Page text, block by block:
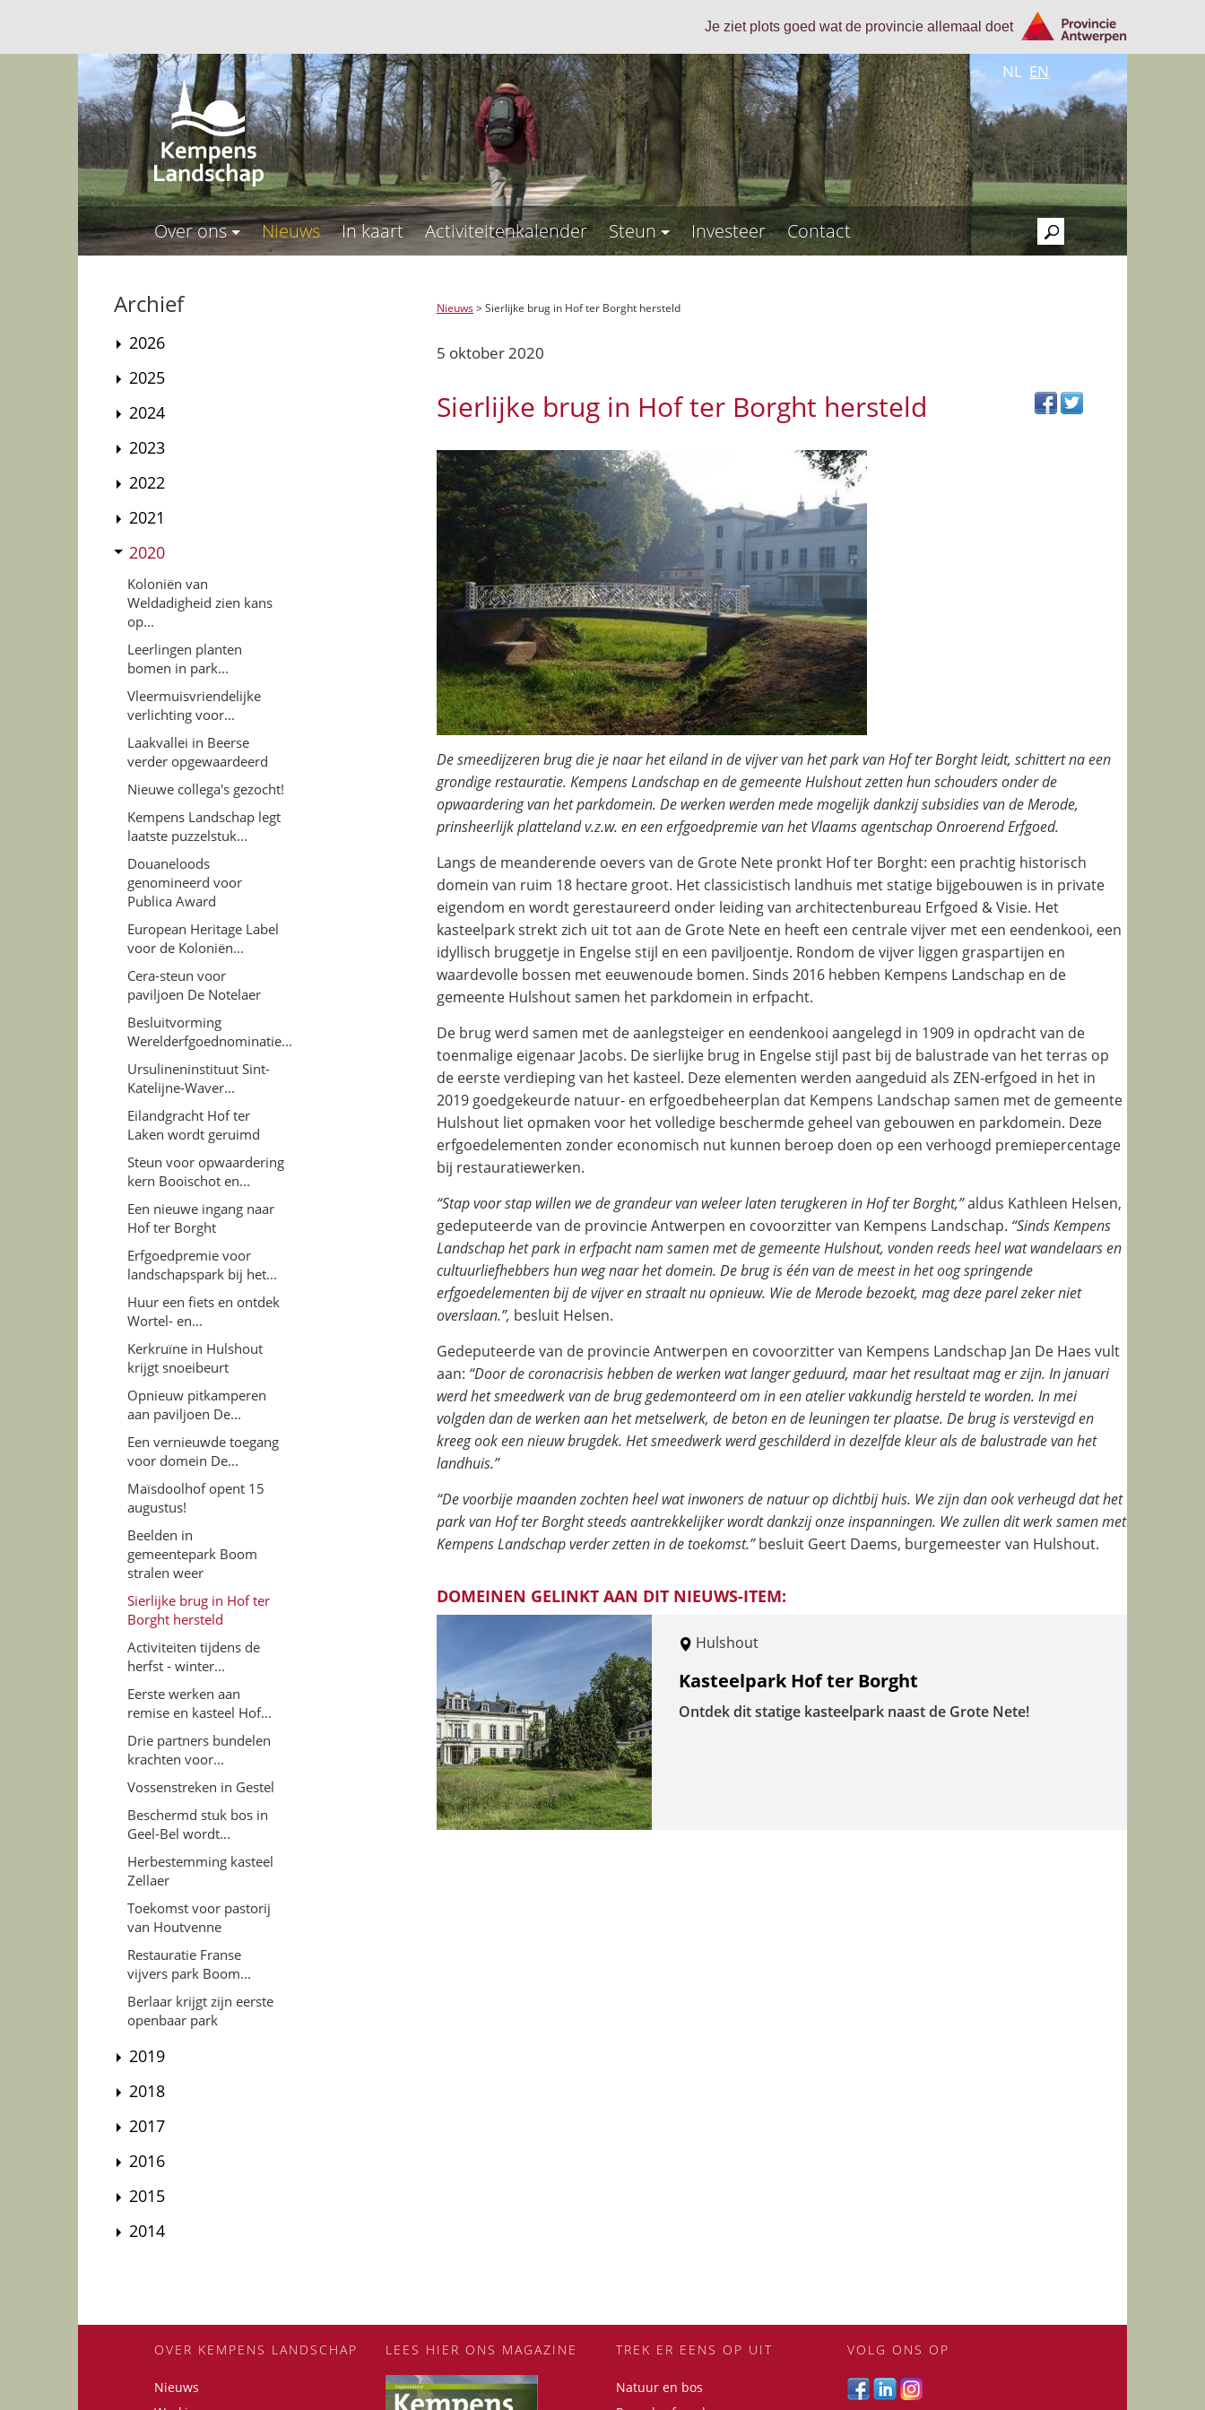
Je ziet plots goed wat de provincie allemaal doet
NL EN
Over ons Nieuws In kaart Activiteitenkalender Steun Investeer Contact
>
Nieuws>Sierlijke brug in Hof ter Borght hersteld
5 oktober 2020
Sierlijke brug in Hof ter Borght hersteld
De smeedijzeren brug die je naar het eiland in de vijver van het park van Hof ter Borght leidt, schittert na een
grondige restauratie. Kempens Landschap en de gemeente Hulshout zetten hun schouders onder de
opwaardering van het parkdomein. De werken werden mede mogelijk dankzij subsidies van de Merode,
prinsheerlijk platteland v.z.w. en een erfgoedpremie van het Vlaams agentschap Onroerend Erfgoed.
Langs de meanderende oevers van de Grote Nete pronkt Hof ter Borght: een prachtig historisch
domein van ruim 18 hectare groot. Het classicistisch landhuis met statige bijgebouwen is in private
eigendom en wordt gerestaureerd onder leiding van architectenbureau Erfgoed & Visie. Het
kasteelpark strekt zich uit tot aan de Grote Nete en heeft een centrale vijver met een eendenkooi, een
idyllisch bruggetje in Engelse stijl en een paviljoentje. Rondom de vijver liggen graspartijen en
waardevolle bossen met eeuwenoude bomen. Sinds 2016 hebben Kempens Landschap en de
gemeente Hulshout samen het parkdomein in erfpacht.
De brug werd samen met de aanlegsteiger en eendenkooi aangelegd in 1909 in opdracht van de
toenmalige eigenaar Jacobs. De sierlijke brug in Engelse stijl past bij de balustrade van het terras op
de eerste verdieping van het kasteel. Deze elementen werden aangeduid als ZEN-erfgoed in het in
2019 goedgekeurde natuur- en erfgoedbeheerplan dat Kempens Landschap samen met de gemeente
Hulshout liet opmaken voor het volledige beschermde geheel van gebouwen en parkdomein. Deze
erfgoedelementen zonder economisch nut kunnen beroep doen op een verhoogd premiepercentage
bij restauratiewerken.
“Stap voor stap willen we de grandeur van weleer laten terugkeren in Hof ter Borght,”aldus Kathleen Helsen,
gedeputeerde van de provincie Antwerpen en covoorzitter van Kempens Landschap. “Sinds Kempens
Landschap het park in erfpacht nam samen met de gemeente Hulshout, vonden reeds heel wat wandelaars en
cultuurliefhebbers hun weg naar het domein. De brug is één van de meest in het oog springende
erfgoedelementen bij de vijver en straalt nu opnieuw. Wie de Merode bezoekt, mag deze parel zeker niet
overslaan.”, besluit Helsen.
Gedeputeerde van de provincie Antwerpen en covoorzitter van Kempens Landschap Jan De Haes vult
aan: “Door de coronacrisis hebben de werken wat langer geduurd, maar het resultaat mag er zijn. In januari
werd het smeedwerk van de brug gedemonteerd om in een atelier vakkundig hersteld te worden. In mei
volgden dan de werken aan het metselwerk, de beton en de leuningen ter plaatse. De brug is verstevigd en
kreeg ook een nieuw brugdek. Het smeedwerk werd geschilderd in dezelfde kleur als de balustrade van het
landhuis.”
“De voorbije maanden zochten heel wat inwoners de natuur op dichtbij huis. We zijn dan ook verheugd dat het
park van Hof ter Borght steeds aantrekkelijker wordt dankzij onze inspanningen. We zullen dit werk samen met
Kempens Landschap verder zetten in de toekomst.”besluit Geert Daems, burgemeester van Hulshout.
DOMEINEN GELINKT AAN DIT NIEUWS-ITEM:
Hulshout
Kasteelpark Hof ter Borght
Ontdek dit statige kasteelpark naast de Grote Nete!
Archief
2026
2025
2024
2023
2022
2021
2020
Koloniën van
Weldadigheid zien kans
op...
Leerlingen planten
bomen in park...
Vleermuisvriendelijke
verlichting voor...
Laakvallei in Beerse
verder opgewaardeerd
Nieuwe collega's gezocht!
Kempens Landschap legt
laatste puzzelstuk...
Douaneloods
genomineerd voor
Publica Award
European Heritage Label
voor de Koloniën...
Cera-steun voor
paviljoen De Notelaer
Besluitvorming
Werelderfgoednominatie...
Ursulineninstituut Sint-
Katelijne-Waver...
Eilandgracht Hof ter
Laken wordt geruimd
Steun voor opwaardering
kern Booischot en...
Een nieuwe ingang naar
Hof ter Borght
Erfgoedpremie voor
landschapspark bij het...
Huur een fiets en ontdek
Wortel- en...
Kerkruïne in Hulshout
krijgt snoeibeurt
Opnieuw pitkamperen
aan paviljoen De...
Een vernieuwde toegang
voor domein De...
Maïsdoolhof opent 15
augustus!
Beelden in
gemeentepark Boom
stralen weer
Sierlijke brug in Hof ter
Borght hersteld
Activiteiten tijdens de
herfst - winter...
Eerste werken aan
remise en kasteel Hof...
Drie partners bundelen
krachten voor...
Vossenstreken in Gestel
Beschermd stuk bos in
Geel-Bel wordt...
Herbestemming kasteel
Zellaer
Toekomst voor pastorij
van Houtvenne
Restauratie Franse
vijvers park Boom...
Berlaar krijgt zijn eerste
openbaar park
2019
2018
2017
2016
2015
2014
OVER KEMPENS LANDSCHAP
Nieuws
LEES HIER ONS MAGAZINE TREK ER EENS OP UIT
Natuur en bos
VOLG ONS OP